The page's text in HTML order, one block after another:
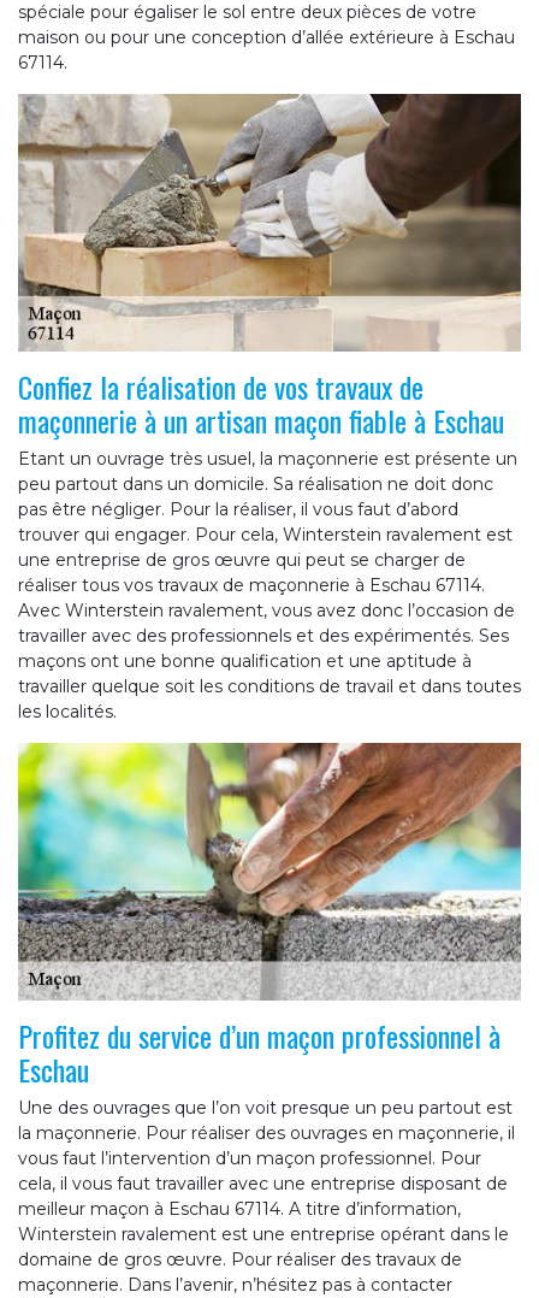
spéciale pour égaliser le sol entre deux pièces de votre
maison ou pour une conception d’allée extérieure à Eschau
67114.
Confiez la réalisation de vos travaux de
maçonnerie à un artisan maçon fiable à Eschau
Etant un ouvrage très usuel, la maçonnerie est présente un
peu partout dans un domicile. Sa réalisation ne doit donc
pas être négliger. Pour la réaliser, il vous faut d’abord
trouver qui engager. Pour cela, Winterstein ravalement est
une entreprise de gros œuvre qui peut se charger de
réaliser tous vos travaux de maçonnerie à Eschau 67114.
Avec Winterstein ravalement, vous avez donc l’occasion de
travailler avec des professionnels et des expérimentés. Ses
maçons ont une bonne qualification et une aptitude à
travailler quelque soit les conditions de travail et dans toutes
les localités.
Profitez du service d’un maçon professionnel à
Eschau
Une des ouvrages que l’on voit presque un peu partout est
la maçonnerie. Pour réaliser des ouvrages en maçonnerie, il
vous faut l’intervention d’un maçon professionnel. Pour
cela, il vous faut travailler avec une entreprise disposant de
meilleur maçon à Eschau 67114. A titre d’information,
Winterstein ravalement est une entreprise opérant dans le
domaine de gros œuvre. Pour réaliser des travaux de
maçonnerie. Dans l’avenir, n’hésitez pas à contacter